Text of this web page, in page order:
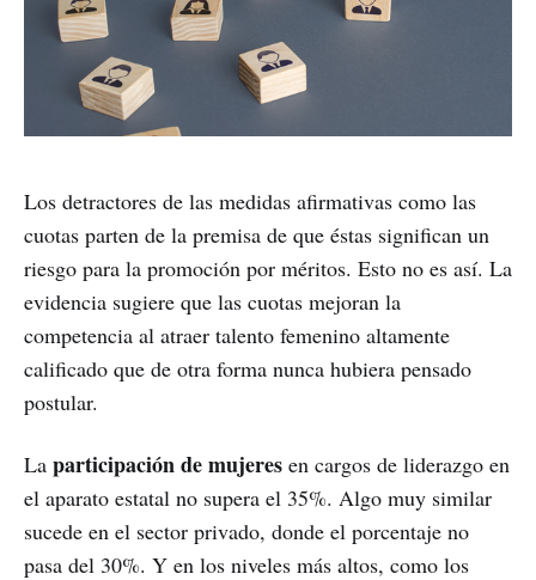
Los detractores de las medidas afirmativas como las
cuotas parten de la premisa de que éstas significan un
riesgo para la promoción por méritos. Esto no es así. La
evidencia sugiere que las cuotas mejoran la
competencia al atraer talento femenino altamente
calificado que de otra forma nunca hubiera pensado
postular.
La participación de mujeres en cargos de liderazgo en
el aparato estatal no supera el 35%. Algo muy similar
sucede en el sector privado, donde el porcentaje no
pasa del 30%. Y en los niveles más altos, como los